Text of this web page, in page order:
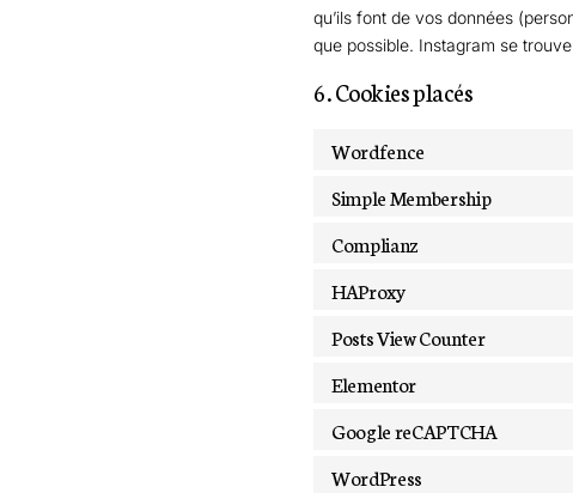
qu’ils font de vos données
que possible. Instagram se
6. Cookies placés
Wordfence
Simple Membership
Complianz
HAProxy
Posts View Counter
Elementor
Google reCAPTCHA
WordPress